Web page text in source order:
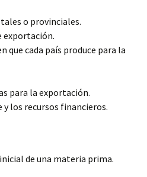
o provinciales.
exportación.
que cada país produce para la
para la exportación.
los recursos financieros.
de una materia prima.